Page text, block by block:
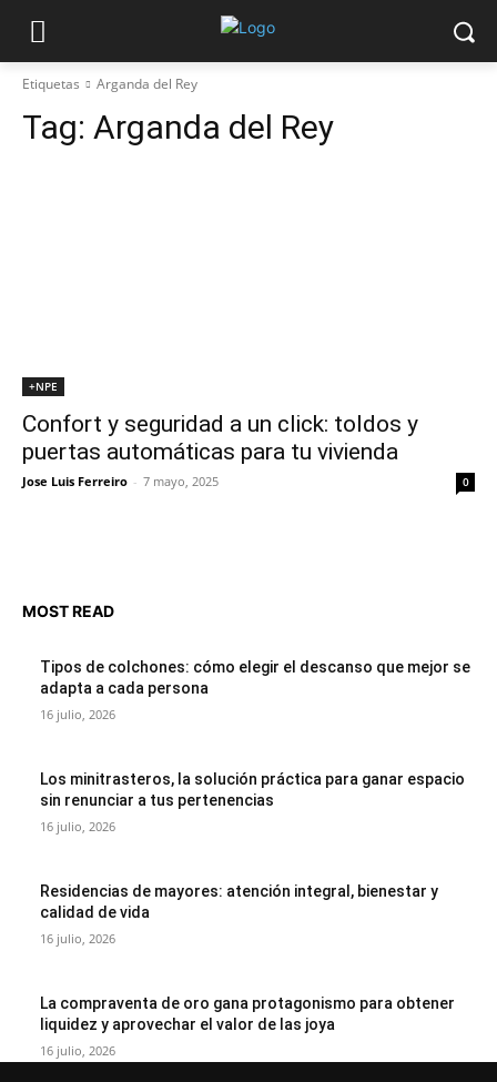
Etiquetas Arganda del Rey
Tag: Arganda del Rey
+NPE
Confort y seguridad a un click: toldos y
puertas automáticas para tu vivienda
Jose Luis Ferreiro - 7 mayo, 2025 0
MOST READ
Tipos de colchones: cómo elegir el descanso que mejor se
adapta a cada persona
16 julio, 2026
Los minitrasteros, la solución práctica para ganar espacio
sin renunciar a tus pertenencias
16 julio, 2026
Residencias de mayores: atención integral, bienestar y
calidad de vida
16 julio, 2026
La compraventa de oro gana protagonismo para obtener
liquidez y aprovechar el valor de las joya
16 julio, 2026